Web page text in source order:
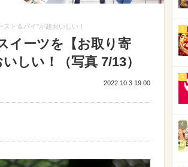
ト＆パイ"が超おいしい！
イーツを【お取り寄
しい！（写真 7/13）
2022.10.3 19:00
2
3
4